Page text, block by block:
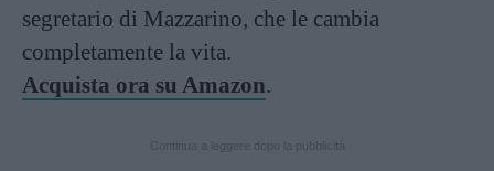
segretario di Mazzarino, che le cambia
completamente la vita.
Acquista ora su Amazon.